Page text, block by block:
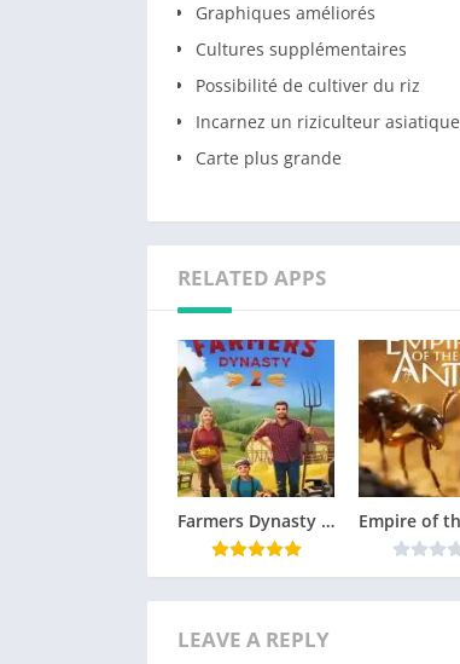
Graphiques améliorés
Cultures supplémentaires
Possibilité de cultiver du riz
Incarnez un riziculteur asiatique
Carte plus grande
RELATED APPS
Farmers Dynasty 2 Télécharger jeu PC
LEAVE A REPLY